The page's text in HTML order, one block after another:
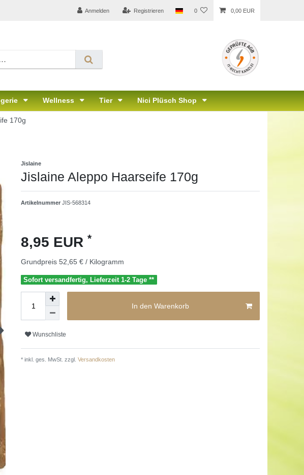
Anmelden Registrieren 0 0,00 EUR
Wellness Tier Nici Plüsch Shop
170g
Jislaine
Jislaine Aleppo Haarseife 170g
Artikelnummer JIS-568314
8,95 EUR *
Grundpreis 52,65 € / Kilogramm
Sofort versandfertig, Lieferzeit 1-2 Tage **
In den Warenkorb
Wunschliste
* inkl. ges. MwSt. zzgl. Versandkosten